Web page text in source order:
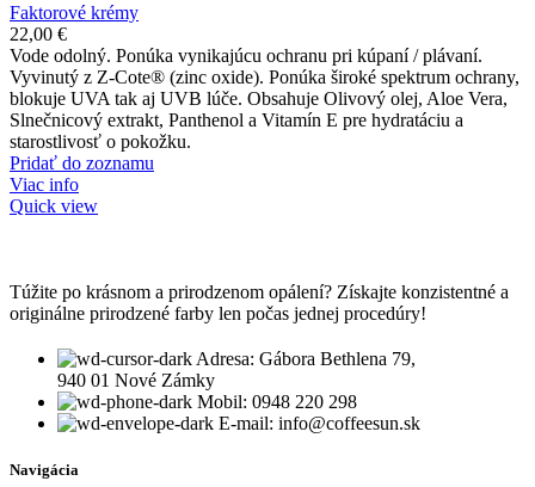
Faktorové krémy
22,00 €
Vode odolný. Ponúka vynikajúcu ochranu pri kúpaní / plávaní.
Vyvinutý z Z-Cote® (zinc oxide). Ponúka široké spektrum ochrany,
blokuje UVA tak aj UVB lúče. Obsahuje Olivový olej, Aloe Vera,
Slnečnicový extrakt, Panthenol a Vitamín E pre hydratáciu a
starostlivosť o pokožku.
Pridať do zoznamu
Viac info
Quick view
Túžite po krásnom a prirodzenom opálení? Získajte konzistentné a
originálne prirodzené farby len počas jednej procedúry!
Adresa: Gábora Bethlena 79,
940 01 Nové Zámky
Mobil: 0948 220 298
E-mail: info@coffeesun.sk
Navigácia